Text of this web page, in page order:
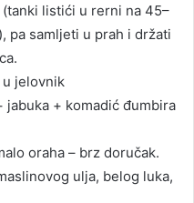
listići u rerni na 45–
pa samljeti u prah i držati
u jelovnik
jabuka + komadić đumbira
oraha – brz doručak.
ulja, belog luka,